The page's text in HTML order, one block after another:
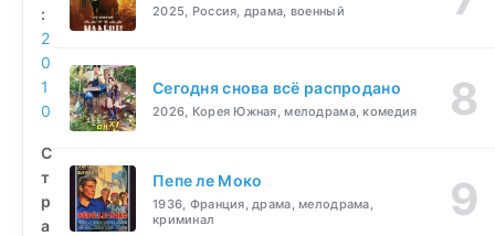
:
2
0
1
0
С
т
р
а
2025, Россия, драма, военный
Сегодня снова всё распродано
2026, Корея Южная, мелодрама, комедия
Пепе ле Моко
1936, Франция, драма, мелодрама,
криминал